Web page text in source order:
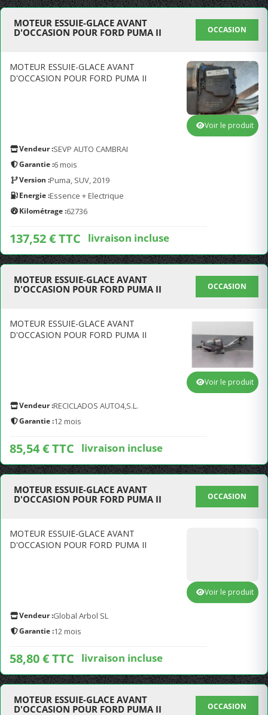
MOTEUR ESSUIE-GLACE AVANT
D'OCCASION POUR FORD PUMA II
OCCASION
MOTEUR ESSUIE-GLACE AVANT
D'OCCASION POUR FORD PUMA II
Vendeur :SEVP AUTO CAMBRAI
Garantie :6 mois
Version :Puma, SUV, 2019
Energie :Essence + Electrique
Kilométrage :62736
137,52 € TTC livraison incluse
Voir le produit
MOTEUR ESSUIE-GLACE AVANT
D'OCCASION POUR FORD PUMA II
OCCASION
MOTEUR ESSUIE-GLACE AVANT
D'OCCASION POUR FORD PUMA II
Vendeur :RECICLADOS AUTO4,S.L.
Garantie :12 mois
85,54 € TTC livraison incluse
Voir le produit
MOTEUR ESSUIE-GLACE AVANT
D'OCCASION POUR FORD PUMA II
OCCASION
MOTEUR ESSUIE-GLACE AVANT
D'OCCASION POUR FORD PUMA II
Vendeur :Global Arbol SL
Garantie :12 mois
58,80 € TTC livraison incluse
Voir le produit
MOTEUR ESSUIE-GLACE AVANT
D'OCCASION POUR FORD PUMA II
OCCASION